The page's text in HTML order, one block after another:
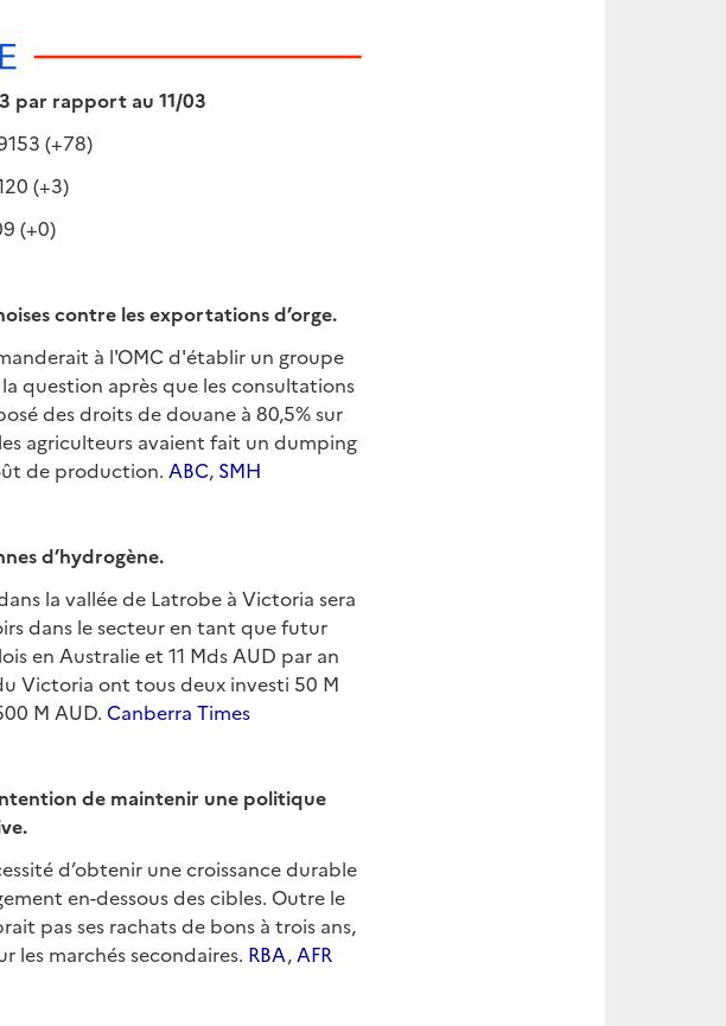
par rapport au 11/03
(+78)
(+3)
(+0)
contre les exportations d’orge.
à l'OMC d'établir un groupe
question après que les consultations
des droits de douane à 80,5% sur
agriculteurs avaient fait un dumping
de production. ABC, SMH
d’hydrogène.
la vallée de Latrobe à Victoria sera
dans le secteur en tant que futur
en Australie et 11 Mds AUD par an
Victoria ont tous deux investi 50 M
M AUD. Canberra Times
de maintenir une politique
d’obtenir une croissance durable
en-dessous des cibles. Outre le
pas ses rachats de bons à trois ans,
les marchés secondaires. RBA, AFR